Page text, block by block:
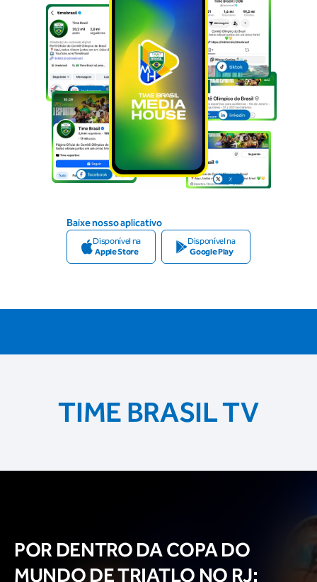
Baixe nosso aplicativo
Disponível na
Apple Store
Disponível na
Google Play
TIME BRASIL TV
POR DENTRO DA COPA DO
MUNDO DE TRIATLO NO RJ: